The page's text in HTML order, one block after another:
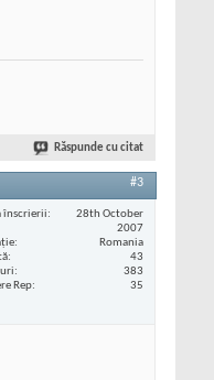
Răspunde cu citat
#3
înscrierii
28th October
2007
Romania
43
383
Rep
35